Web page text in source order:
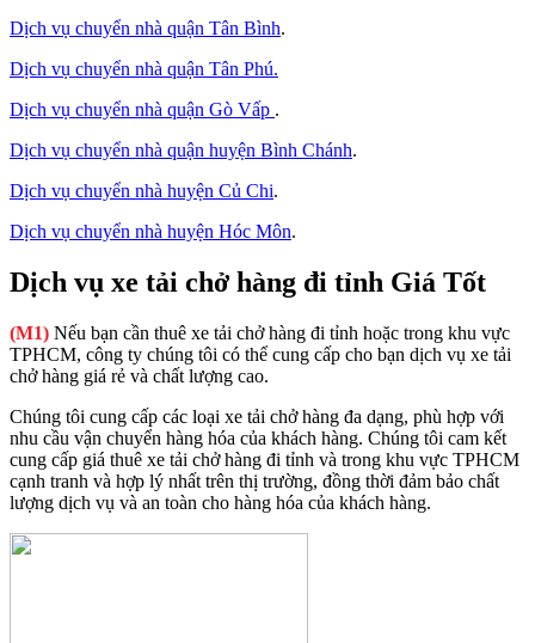
Dịch vụ chuyển nhà quận Tân Bình.
Dịch vụ chuyển nhà quận Tân Phú.
Dịch vụ chuyển nhà quận Gò Vấp .
Dịch vụ chuyển nhà quận huyện Bình Chánh.
Dịch vụ chuyển nhà huyện Củ Chi.
Dịch vụ chuyển nhà huyện Hóc Môn.
Dịch vụ xe tải chở hàng đi tỉnh Giá Tốt
(M1) Nếu bạn cần thuê xe tải chở hàng đi tỉnh hoặc trong khu vực
TPHCM, công ty chúng tôi có thể cung cấp cho bạn dịch vụ xe tải
chở hàng giá rẻ và chất lượng cao.
Chúng tôi cung cấp các loại xe tải chở hàng đa dạng, phù hợp với
nhu cầu vận chuyển hàng hóa của khách hàng. Chúng tôi cam kết
cung cấp giá thuê xe tải chở hàng đi tỉnh và trong khu vực TPHCM
cạnh tranh và hợp lý nhất trên thị trường, đồng thời đảm bảo chất
lượng dịch vụ và an toàn cho hàng hóa của khách hàng.